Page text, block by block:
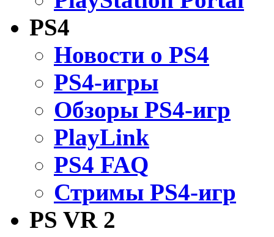
PS4
Новости о PS4
PS4-игры
Обзоры PS4-игр
PlayLink
PS4 FAQ
Стримы PS4-игр
PS VR 2